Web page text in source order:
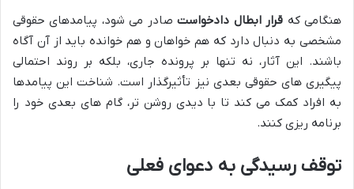
هنگامی که قرار ابطال دادخواستصادر می شود، پیامدهای حقوقی
مشخصی به دنبال دارد که هم خواهان و هم خوانده باید از آن آگاه
باشند. این آثار، نه تنها بر پرونده جاری، بلکه بر روند احتمالی
پیگیری های حقوقی بعدی نیز تأثیرگذار است. شناخت این پیامدها
به افراد کمک می کند تا با دیدی روشن تر، گام های بعدی خود را
برنامه ریزی کنند.
توقف رسیدگی به دعوای فعلی